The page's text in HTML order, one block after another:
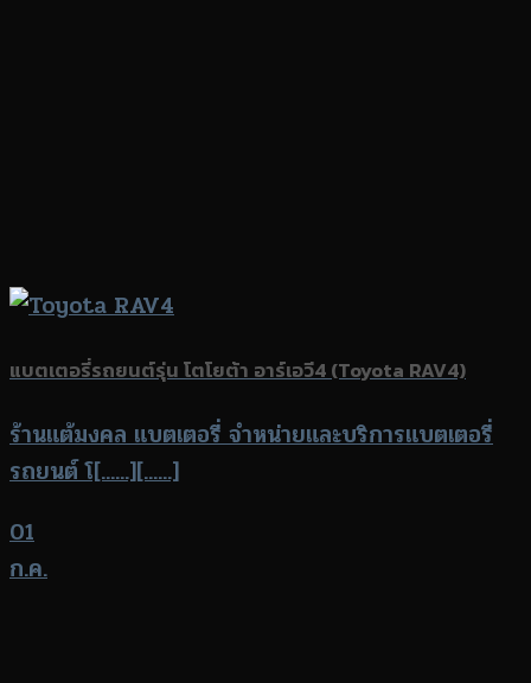
แบตเตอรี่รถยนต์รุ่น โตโยต้า อาร์เอวี4 (Toyota RAV4)
ร้านแต้มงคล แบตเตอรี่ จำหน่ายและบริการแบตเตอรี่
รถยนต์ โ[......][......]
01
ก.ค.